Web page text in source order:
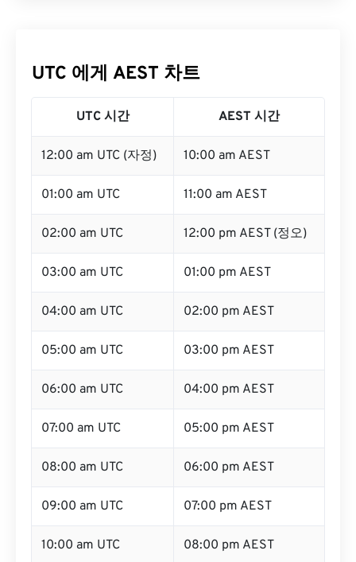
UTC 에게 AEST 차트
UTC 시간 AEST 시간
12:00 am UTC (자정) 10:00 am AEST
01:00 am UTC 11:00 am AEST
02:00 am UTC 12:00 pm AEST (정오)
03:00 am UTC 01:00 pm AEST
04:00 am UTC 02:00 pm AEST
05:00 am UTC 03:00 pm AEST
06:00 am UTC 04:00 pm AEST
07:00 am UTC 05:00 pm AEST
08:00 am UTC 06:00 pm AEST
09:00 am UTC 07:00 pm AEST
10:00 am UTC 08:00 pm AEST